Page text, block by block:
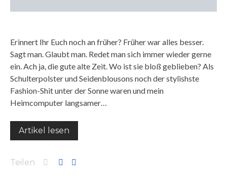
Erinnert Ihr Euch noch an früher? Früher war alles besser.
Sagt man. Glaubt man. Redet man sich immer wieder gerne
ein. Ach ja, die gute alte Zeit. Wo ist sie bloß geblieben? Als
Schulterpolster und Seidenblousons noch der stylishste
Fashion-Shit unter der Sonne waren und mein
Heimcomputer langsamer…
Artikel lesen
Teilen